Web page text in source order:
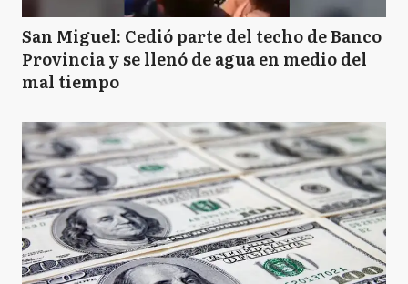
San Miguel: Cedió parte del techo de Banco
Provincia y se llenó de agua en medio del
mal tiempo